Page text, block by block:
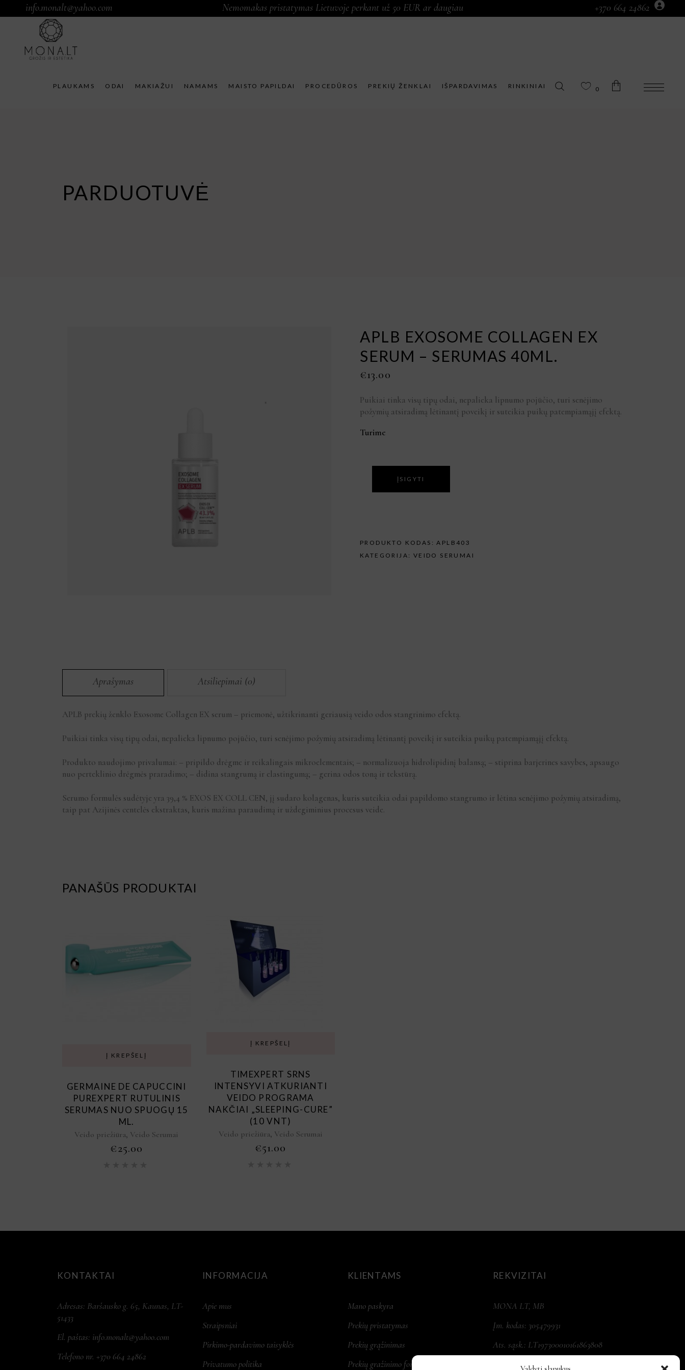
info.monalt@yahoo.com Nemomakas pristatymas Lietuvoje perkant už 50 EUR ar daugiau +370 664 24862
PLAUKAMS ODAI MAKIAŽUI NAMAMS MAISTO PAPILDAI PROCEDŪROS PREKIŲ ŽENKLAI IŠPARDAVIMAS RINKINIAI 0
PARDUOTUVĖ
APLB EXOSOME COLLAGEN EX
SERUM – SERUMAS 40ML.
€13.00
Puikiai tinka visų tipų odai, nepalieka lipnumo pojūčio, turi senėjimo
požymių atsiradimą lėtinantį poveikį ir suteikia puikų patempiamąjį efektą.
Turime
ĮSIGYTI
PRODUKTO KODAS:APLB403
KATEGORIJA: VEIDO SERUMAI
Aprašymas Atsiliepimai (0)
APLB prekių ženklo Exosome Collagen EX serum – priemonė, užtikrinanti geriausią veido odos stangrinimo efektą.
Puikiai tinka visų tipų odai, nepalieka lipnumo pojūčio, turi senėjimo požymių atsiradimą lėtinantį poveikį ir suteikia puikų patempiamąjį efektą.
Produkto naudojimo privalumai: – pripildo drėgme ir reikalingais mikroelementais; – normalizuoja hidrolipidinį balansą; – stiprina barjerines savybes, apsaugo
nuo perteklinio drėgmės praradimo; – didina stangrumą ir elastingumą; – gerina odos toną ir tekstūrą.
Serumo formulės sudėtyje yra 39,4 % EXOS EX COLL CEN, jį sudaro kolagenas, kuris suteikia odai papildomo stangrumo ir lėtina senėjimo požymių atsiradimą,
taip pat Azijinės centelės ekstraktas, kuris mažina paraudimą ir uždegiminius procesus veide.
PANAŠŪS PRODUKTAI
Į KREPŠELĮ
GERMAINE DE CAPUCCINI
PUREXPERT RUTULINIS
SERUMAS NUO SPUOGŲ 15
ML.
Veido priežiūra, Veido Serumai
€25.00
Į KREPŠELĮ
TIMEXPERT SRNS
INTENSYVI ATKURIANTI
VEIDO PROGRAMA
NAKČIAI „SLEEPING-CURE”
(10 VNT)
Veido priežiūra, Veido Serumai
€51.00
KONTAKTAI
Adresas: Baršausko g. 65, Kaunas, LT-
51433
El. paštas: info.monalt@yahoo.com
Telefono nr. +370 664 24862
INFORMACIJA
Apie mus
Straipsniai
Pirkimo-pardavimo taisyklės
Privatumo politika
KLIENTAMS
Mano paskyra
Prekių pristatymas
Prekių grąžinimas
Prekių gražinimo forma
REKVIZITAI
MONA LT, MB
Įm. kodas: 305479931
Ats. sąsk.: LT197300010161863808